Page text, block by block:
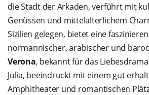
die Stadt der Arkaden, verführt mit
Genüssen und mittelalterlichem
Sizilien gelegen, bietet eine
normannischer, arabischer und
Verona, bekannt für das
Julia, beeindruckt mit einem gut
Amphitheater und romantischen